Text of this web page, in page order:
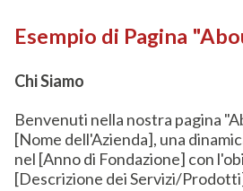
Esempio di Pagina
Chi Siamo
Benvenuti nella nostra pagina
[Nome dell'Azienda], una
nel [Anno di Fondazione] con
[Descrizione dei Servizi/